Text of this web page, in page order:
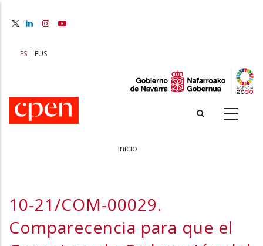
principal
ES EUS
de
ayuda
Inicio
10-21/COM-00029.
Comparecencia para que el